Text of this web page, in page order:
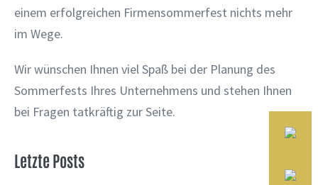
einem erfolgreichen Firmensommerfest nichts mehr
im Wege.
Wir wünschen Ihnen viel Spaß bei der Planung des
Sommerfests Ihres Unternehmens und stehen Ihnen
bei Fragen tatkräftig zur Seite.
Letzte Posts